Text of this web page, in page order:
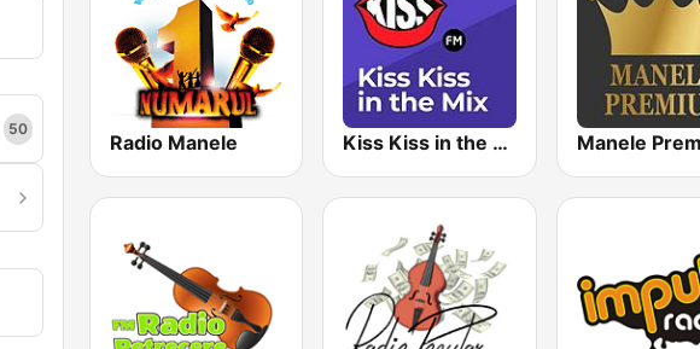
50
Radio Manele Kiss Kiss in the Mix Radio Manele